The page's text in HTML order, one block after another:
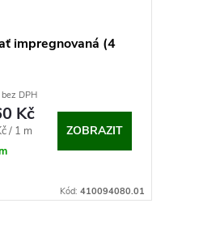
impregnovaná (4
DPH
Kč
/ 1 m
ZOBRAZIT
Kód: 410094080.01